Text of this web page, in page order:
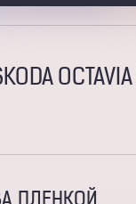
OCTAVIA